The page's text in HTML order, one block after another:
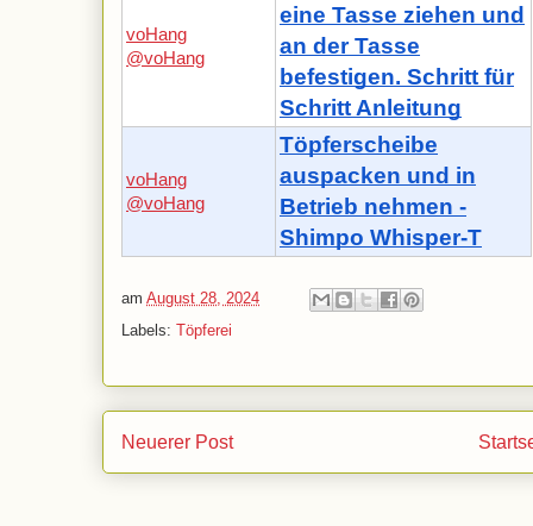
voHang
@voHang
eine Tasse ziehen und
an der Tasse
befestigen. Schritt für
Schritt Anleitung
voHang
@voHang
Töpferscheibe
auspacken und in
Betrieb nehmen -
Shimpo Whisper-T
am August 28, 2024
Labels: Töpferei
Neuerer Post